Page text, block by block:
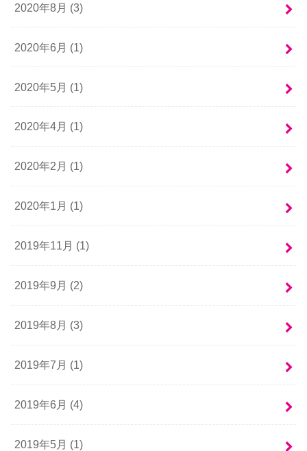
2020年8月 (3)
2020年6月 (1)
2020年5月 (1)
2020年4月 (1)
2020年2月 (1)
2020年1月 (1)
2019年11月 (1)
2019年9月 (2)
2019年8月 (3)
2019年7月 (1)
2019年6月 (4)
2019年5月 (1)